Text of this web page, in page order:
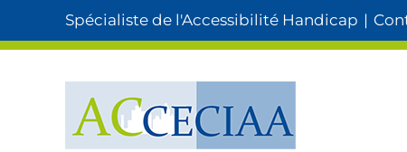
contenu
Spécialiste de l'Accessibilité Handicap |